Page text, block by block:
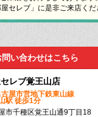
セレブ」に是非ご来店くだ
い合わせはこちら
レブ覚王山店
屋市営地下鉄東山線
駅 徒歩1分
市千種区覚王山通9丁目18